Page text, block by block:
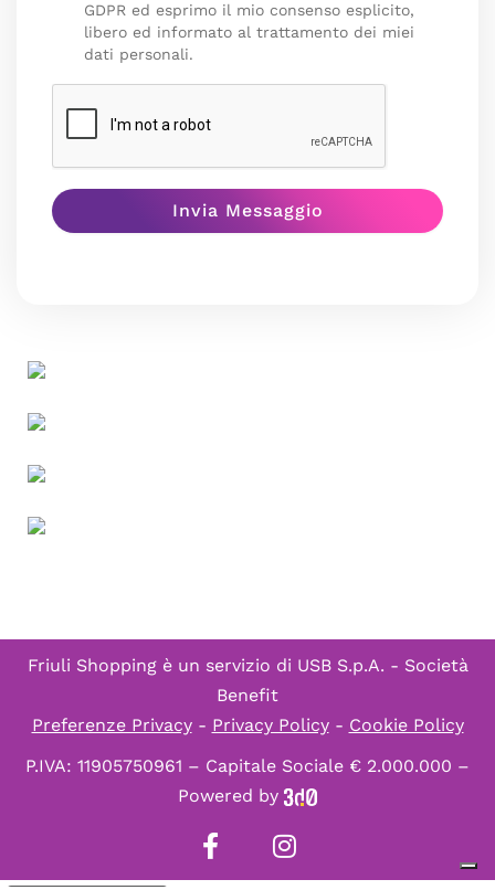
GDPR ed esprimo il mio consenso esplicito,
libero ed informato al trattamento dei miei
dati personali.
Friuli Shopping è un servizio di USB S.p.A. - Società
Benefit
Preferenze Privacy- Privacy Policy- Cookie Policy
P.IVA: 11905750961 – Capitale Sociale € 2.000.000 –
Powered by